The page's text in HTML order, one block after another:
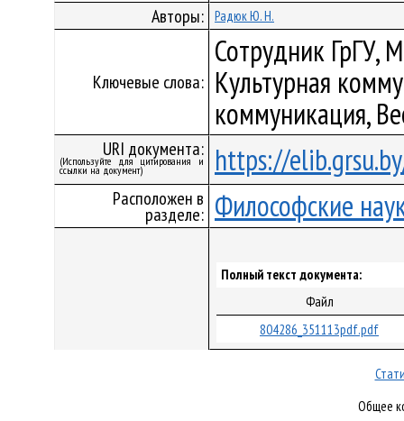
Авторы: Радюк Ю. Н.
Ключевые слова:
Сотрудник ГрГУ,
Культурная
коммуникация,
URI документа:
(Используйте для цитирования и
ссылки на документ) https://
Расположен в
разделе: Философские
Полный текст документа:
Файл
804286_351113pdf.pdf
Общее